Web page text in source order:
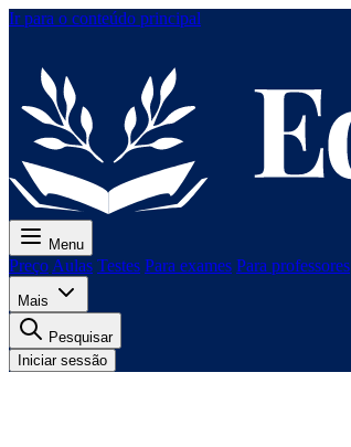
Ir para o conteúdo principal
Menu
Preço Aulas Testes Para exames Para professores
Mais
Pesquisar
Iniciar sessão